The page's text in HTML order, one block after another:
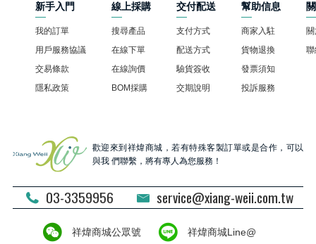
新手入門
我的訂單
用戶服務協議
交易條款
隱私政策
線上採購
搜尋產品
在線下單
在線詢價
BOM採購
交付配送
支付方式
配送方式
驗貨簽收
交期說明
幫助信息
商家入駐
貨物退換
發票須知
投訴服務
歡迎來到祥煒商城，若有特殊客製訂單或是合作，可以
與我 們聯繫，將有專人為您服務！
03-3359956 service@xiang-weii.com.tw
祥煒商城公眾號 祥煒商城Line@